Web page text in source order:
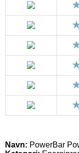
Navn: PowerBar